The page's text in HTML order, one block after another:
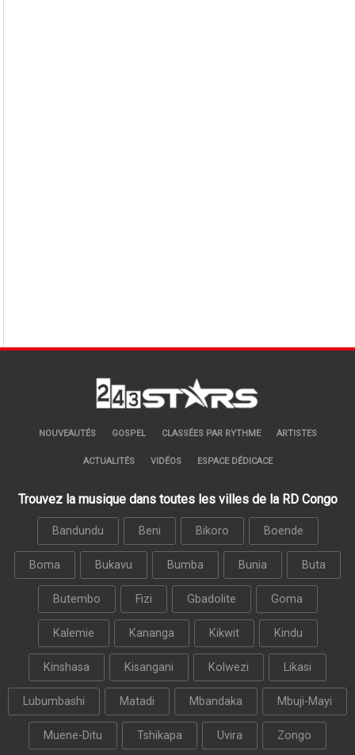
NOUVEAUTÉS GOSPEL CLASSÉES PAR RYTHME ARTISTES
ACTUALITÉS VIDÉOS ESPACE DÉDICACE
Trouvez la musique dans toutes les villes de la RD Congo
Bandundu Beni Bikoro Boende
Boma Bukavu Bumba Bunia Buta
Butembo Fizi Gbadolite Goma
Kalemie Kananga Kikwit Kindu
Kinshasa Kisangani Kolwezi Likasi
Lubumbashi Matadi Mbandaka Mbuji-Mayi
Muene-Ditu Tshikapa Uvira Zongo